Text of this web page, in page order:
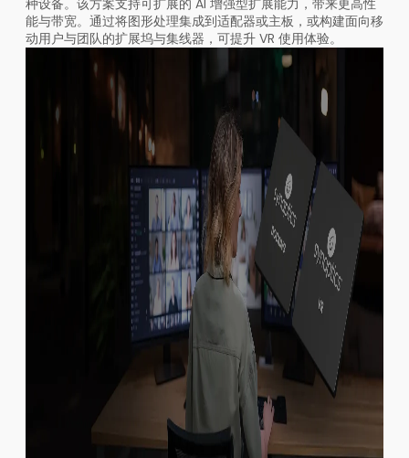
种设备。该方案支持可扩展的 AI 增强型扩展能力，带来更高性
能与带宽。通过将图形处理集成到适配器或主板，或构建面向移
动用户与团队的扩展坞与集线器，可提升 VR 使用体验。